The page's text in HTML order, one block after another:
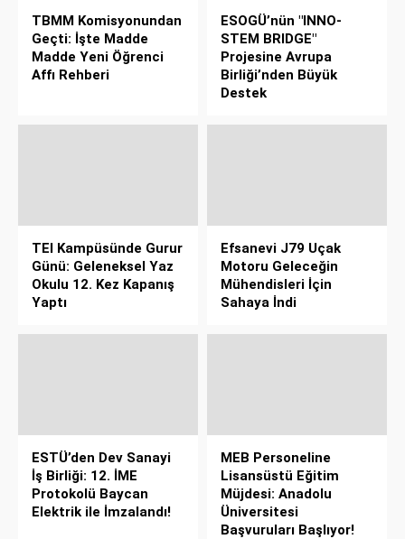
TBMM Komisyonundan
Geçti: İşte Madde
Madde Yeni Öğrenci
Affı Rehberi
ESOGÜ’nün "INNO-
STEM BRIDGE"
Projesine Avrupa
Birliği’nden Büyük
Destek
TEI Kampüsünde Gurur
Günü: Geleneksel Yaz
Okulu 12. Kez Kapanış
Yaptı
Efsanevi J79 Uçak
Motoru Geleceğin
Mühendisleri İçin
Sahaya İndi
ESTÜ’den Dev Sanayi
İş Birliği: 12. İME
Protokolü Baycan
Elektrik ile İmzalandı!
MEB Personeline
Lisansüstü Eğitim
Müjdesi: Anadolu
Üniversitesi
Başvuruları Başlıyor!